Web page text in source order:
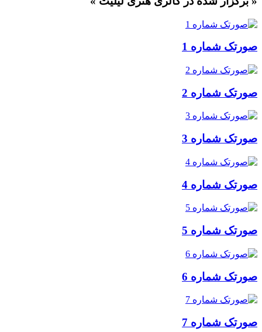
شماره 1
شماره 2
شماره 3
شماره 4
شماره 5
شماره 6
شماره 7